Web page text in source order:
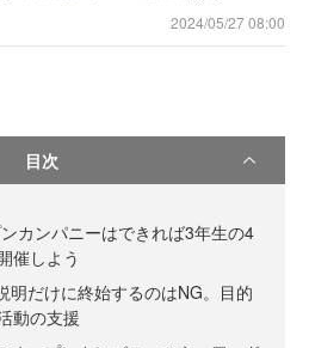
2024/05/27 08:00
目次
カンパニーはできれば3年生の4
催しよう
明だけに終始するのはNG。目的
動の支援